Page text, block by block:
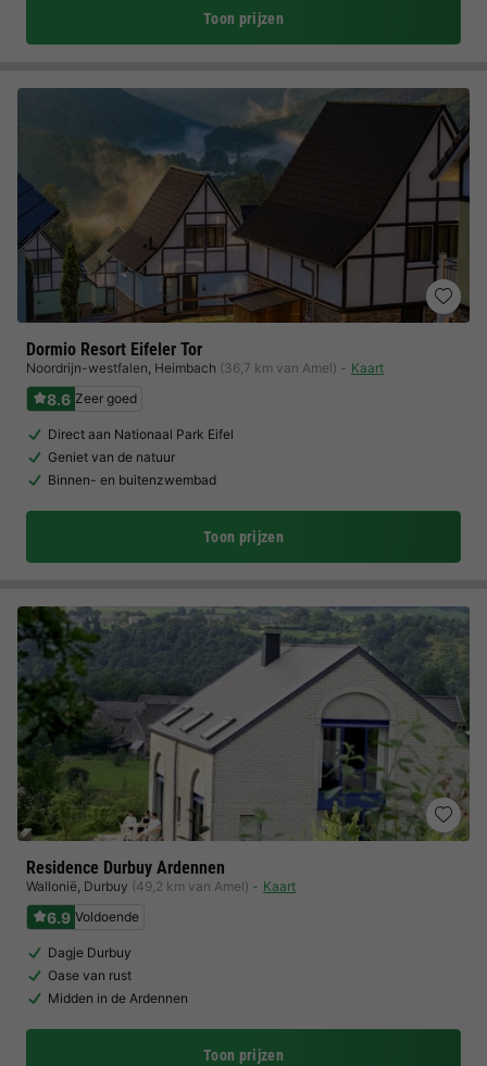
Toon prijzen
Dormio Resort Eifeler Tor
Noordrijn-westfalen, Heimbach (36,7 km van Amel) Kaart
8.6 Zeer goed
Direct aan Nationaal Park Eifel
Geniet van de natuur
Binnen- en buitenzwembad
Toon prijzen
Residence Durbuy Ardennen
Wallonië, Durbuy (49,2 km van Amel) Kaart
6.9 Voldoende
Dagje Durbuy
Oase van rust
Midden in de Ardennen
Toon prijzen